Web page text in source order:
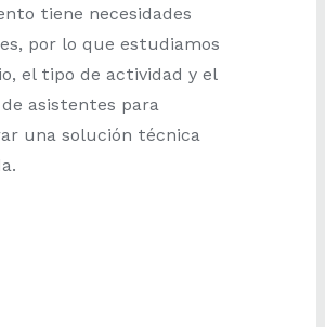
tiene necesidades
por lo que estudiamos
el tipo de actividad y el
asistentes para
una solución técnica